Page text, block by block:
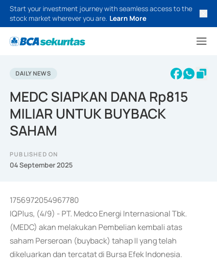
Start your investment journey with seamless access to the
stock market wherever you are. Learn More
DAILY NEWS
MEDC SIAPKAN DANA Rp815
MILIAR UNTUK BUYBACK
SAHAM
PUBLISHED ON
04 September 2025
1756972054967780
IQPlus, (4/9) - PT. Medco Energi Internasional Tbk.
(MEDC) akan melakukan Pembelian kembali atas
saham Perseroan (buyback) tahap II yang telah
dikeluarkan dan tercatat di Bursa Efek Indonesia.